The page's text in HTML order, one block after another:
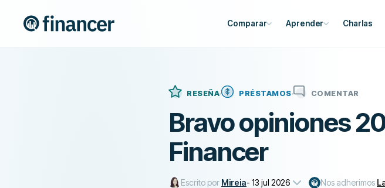
Comparar Aprender Charlas
RESEÑA PRÉSTAMOS COMENTAR
Bravo opiniones
Financer
Escrito por Mireia- 13 jul 2026 Nos adherimos